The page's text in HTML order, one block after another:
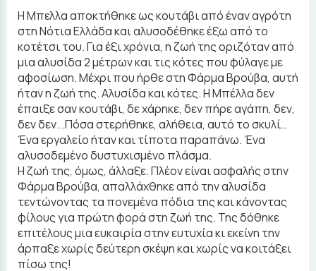
Η Μπελλα αποκτήθηκε ως κουτάβι από έναν αγρότη
στη Νότια Ελλάδα και αλυσοδέθηκε έξω από το
κοτέτσι του. Για έξι χρόνια, η ζωή της οριζόταν από
μια αλυσίδα 2 μέτρων και τις κότες που φύλαγε με
αφοσίωση. Μέχρι που ήρθε στη Φάρμα Βρούβα, αυτή
ήταν η ζωή της. Αλυσίδα και κότες. Η Μπέλλα δεν
έπαιξε σαν κουτάβι, δε χάρηκε, δεν πήρε αγάπη, δεν,
δεν δεν...Πόσα στερήθηκε, αλήθεια, αυτό το σκυλί…
Ένα εργαλείο ήταν και τίποτα παραπάνω. Ένα
αλυσοδεμένο δυστυχισμένο πλάσμα.
Η ζωή της, όμως, άλλαξε. Πλέον είναι ασφαλής στην
Φάρμα Βρούβα, απαλλάχθηκε από την αλυσίδα
τεντώνοντας τα πονεμένα πόδια της και κάνοντας
φίλους για πρώτη φορά στη ζωή της. Της δόθηκε
επιτέλους μια ευκαιρία στην ευτυχία κι εκείνη την
άρπαξε χωρίς δεύτερη σκέψη και χωρίς να κοιτάξει
πίσω της!